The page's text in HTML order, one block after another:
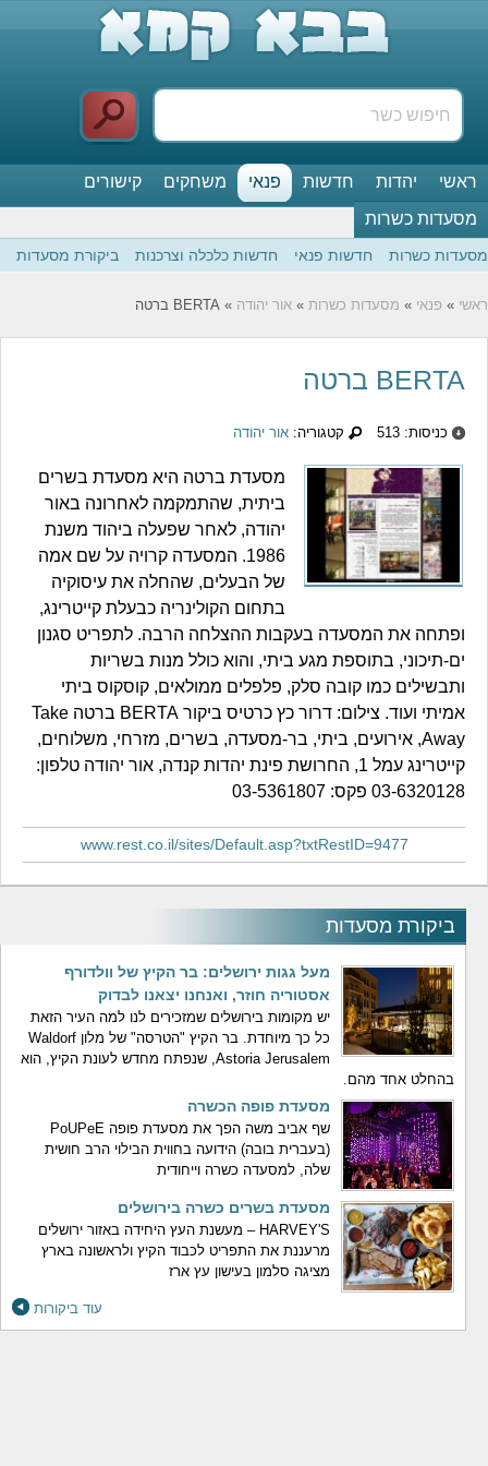
ראשי יהדות חדשות פנאי משחקים
קישורים
מסעדות כשרות
מסעדות כשרות חדשות פנאי חדשות כלכלה וצרכנות ביקורת מסעדות
ראשי » פנאי » מסעדות כשרות » אור יהודה » BERTA ברטה
ביקורת מסעדות
מעל גגות ירושלים: בר הקיץ של וולדורף
אסטוריה חוזר, ואנחנו יצאנו לבדוק
יש מקומות בירושלים שמזכירים לנו למה העיר הזאת
כל כך מיוחדת. בר הקיץ "הטרסה" של מלון Waldorf
Astoria Jerusalem, שנפתח מחדש לעונת הקיץ, הוא
בהחלט אחד מהם.
מסעדת פופה הכשרה
שף אביב משה הפך את מסעדת פופה PoUPeE
(בעברית בובה) הידועה בחווית הבילוי הרב חושית
שלה, למסעדה כשרה וייחודית
מסעדת בשרים כשרה בירושלים
HARVEY'S – מעשנת העץ היחידה באזור ירושלים
מרעננת את התפריט לכבוד הקיץ ולראשונה בארץ
מציגה סלמון בעישון עץ ארז
עוד ביקורות
BERTA ברטה
כניסות: 513 קטגוריה: אור יהודה
מסעדת ברטה היא מסעדת בשרים
ביתית, שהתמקמה לאחרונה באור
יהודה, לאחר שפעלה ביהוד משנת
1986. המסעדה קרויה על שם אמה
של הבעלים, שהחלה את עיסוקיה
בתחום הקולינריה כבעלת קייטרינג,
ופתחה את המסעדה בעקבות ההצלחה הרבה. לתפריט סגנון
ים-תיכוני, בתוספת מגע ביתי, והוא כולל מנות בשריות
ותבשילים כמו קובה סלק, פלפלים ממולאים, קוסקוס ביתי
אמיתי ועוד. צילום: דרור כץ כרטיס ביקור BERTA ברטה Take
Away, אירועים, ביתי, בר-מסעדה, בשרים, מזרחי, משלוחים,
קייטרינג עמל 1, החרושת פינת יהדות קנדה, אור יהודה טלפון:
03-6320128 פקס: 03-5361807
www.rest.co.il/sites/Default.asp?txtRestID=9477